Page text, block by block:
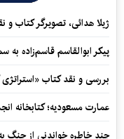
ژیلا هدائی، تصویرگر کتاب
پیکر ابوالقاسم قاسم‌زاده
بررسی و نقد کتاب «استراتژی
عمارت مسعودیه؛ کتابخانه
چند خاطره خواندنی از جنگ